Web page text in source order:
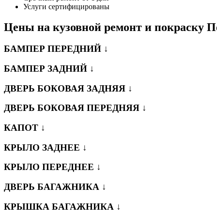
Услуги сертифицированы
Цены на кузовной ремонт и покраску
БАМПЕР ПЕРЕДНИЙ ↓
БАМПЕР ЗАДНИЙ ↓
ДВЕРЬ БОКОВАЯ ЗАДНЯЯ ↓
ДВЕРЬ БОКОВАЯ ПЕРЕДНЯЯ ↓
КАПОТ ↓
КРЫЛО ЗАДНЕЕ ↓
КРЫЛО ПЕРЕДНЕЕ ↓
ДВЕРЬ БАГАЖНИКА ↓
КРЫШКА БАГАЖНИКА ↓